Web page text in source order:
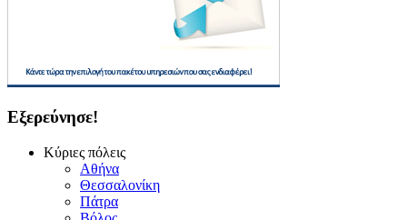
Εξερεύνησε!
Κύριες πόλεις
Αθήνα
Θεσσαλονίκη
Πάτρα